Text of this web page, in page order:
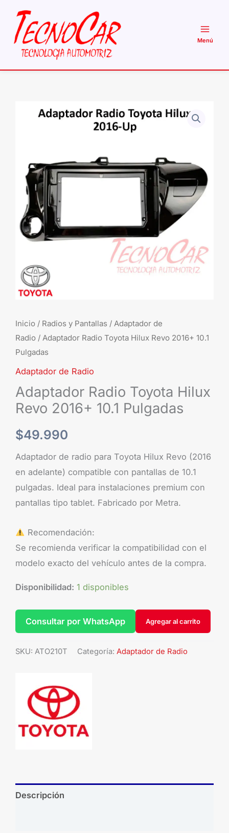
contenido
Inicio / Radios y Pantallas / Adaptador de
Radio / Adaptador Radio Toyota Hilux Revo 2016+ 10.1
Pulgadas
Adaptador de Radio
Adaptador Radio Toyota Hilux
Revo 2016+ 10.1 Pulgadas
$49.990
Adaptador de radio para Toyota Hilux Revo (2016
en adelante) compatible con pantallas de 10.1
pulgadas. Ideal para instalaciones premium con
pantallas tipo tablet. Fabricado por Metra.
Recomendación:
Se recomienda verificar la compatibilidad con el
modelo exacto del vehículo antes de la compra.
Disponibilidad: 1 disponibles
Adaptador
Revo
2016+
Pulgadas
cantidad
Agregar al carrito
Consultar por WhatsApp
SKU: ATO210T Categoría: Adaptador de Radio
Descripción